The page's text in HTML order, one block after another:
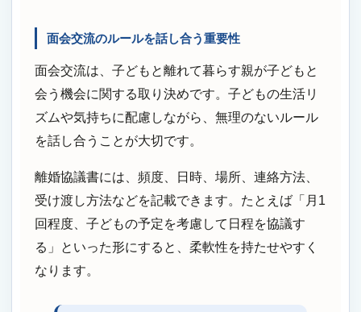
面会交流のルールを話し合う重要性
面会交流は、子どもと離れて暮らす親が子どもと
会う機会に関する取り決めです。子どもの生活リ
ズムや気持ちに配慮しながら、無理のないルール
を話し合うことが大切です。
離婚協議書には、頻度、日時、場所、連絡方法、
受け渡し方法などを記載できます。たとえば「月1
回程度、子どもの予定を考慮して日程を協議す
る」といった形にすると、柔軟性を持たせやすく
なります。